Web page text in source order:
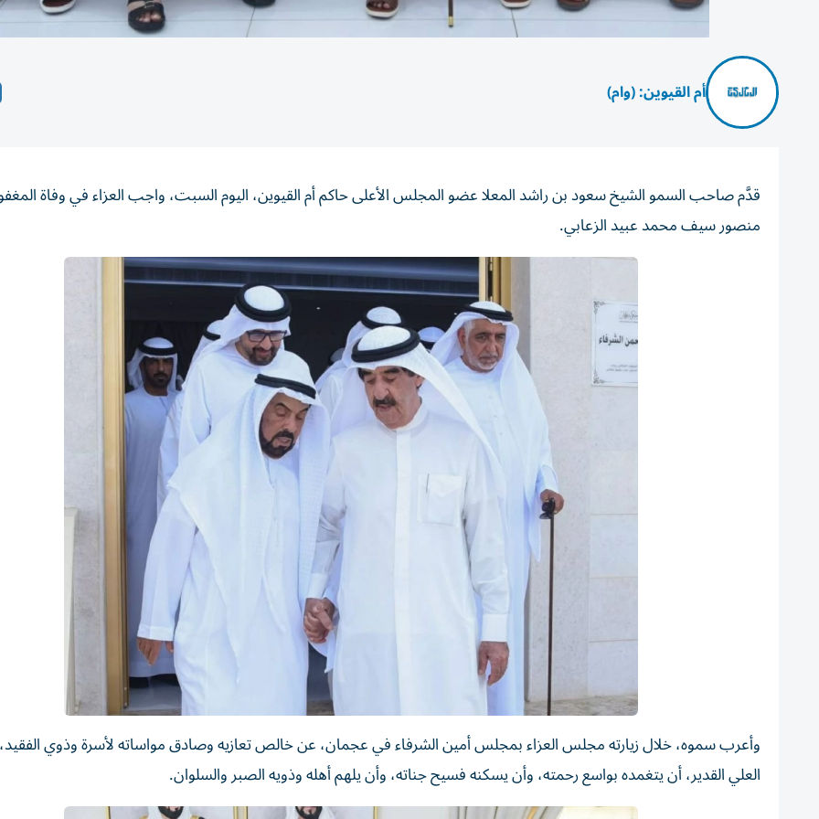
أم القيوين: (وام)
قدَّم صاحب السمو الشيخ سعود بن راشد المعلا عضو المجلس الأعلى حاكم أم القيوين، اليوم السبت، واجب العزاء في وفاة
منصور سيف محمد عبيد الزعابي.
وأعرب سموه، خلال زيارته مجلس العزاء بمجلس أمين الشرفاء في عجمان، عن خالص تعازيه وصادق مواساته لأسرة وذوي الفقيد،
العلي القدير، أن يتغمده بواسع رحمته، وأن يسكنه فسيح جناته، وأن يلهم أهله وذويه الصبر والسلوان.